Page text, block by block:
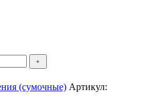
﹢
(сумочные) Артикул: